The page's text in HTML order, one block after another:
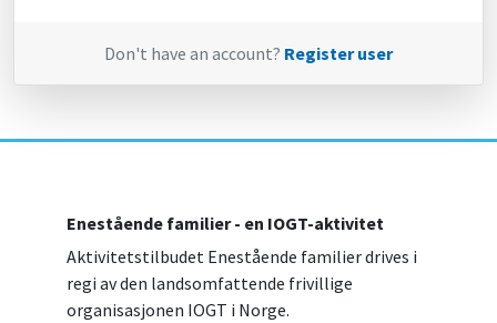
Don't have an account? Register user
Enestående familier - en IOGT-aktivitet
Aktivitetstilbudet Enestående familier drives i
regi av den landsomfattende frivillige
organisasjonen IOGT i Norge.